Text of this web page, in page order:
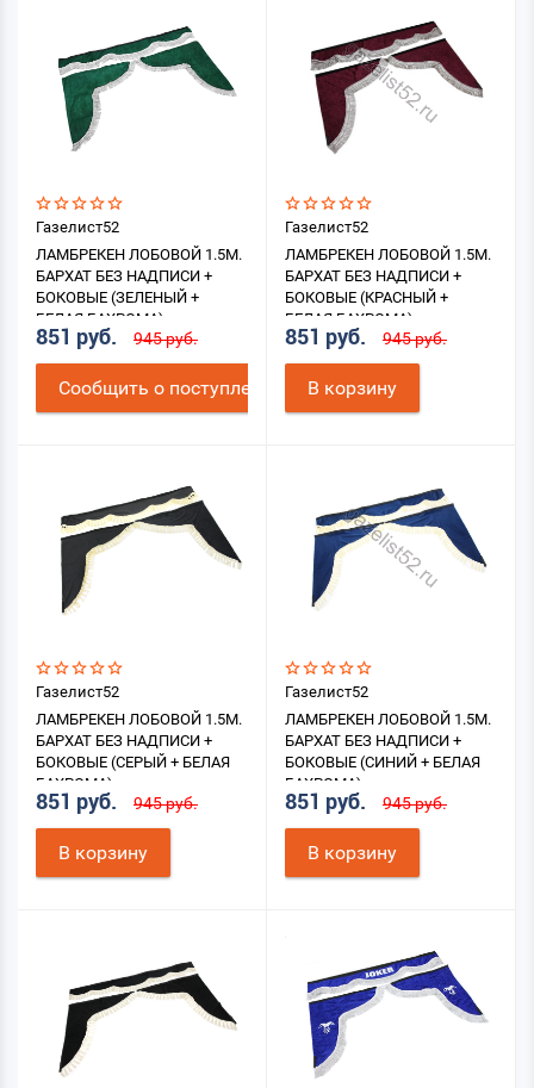
Газелист52
ЛАМБРЕКЕН ЛОБОВОЙ 1.5М.
БАРХАТ БЕЗ НАДПИСИ +
БОКОВЫЕ (ЗЕЛЕНЫЙ +
БЕЛАЯ БАХРОМА)
851 руб. 945 руб.
Cообщить о поступлении
Газелист52
ЛАМБРЕКЕН ЛОБОВОЙ 1.5М.
БАРХАТ БЕЗ НАДПИСИ +
БОКОВЫЕ (КРАСНЫЙ +
БЕЛАЯ БАХРОМА)
851 руб. 945 руб.
В корзину
Газелист52
ЛАМБРЕКЕН ЛОБОВОЙ 1.5М.
БАРХАТ БЕЗ НАДПИСИ +
БОКОВЫЕ (СЕРЫЙ + БЕЛАЯ
БАХРОМА)
851 руб. 945 руб.
В корзину
Газелист52
ЛАМБРЕКЕН ЛОБОВОЙ 1.5М.
БАРХАТ БЕЗ НАДПИСИ +
БОКОВЫЕ (СИНИЙ + БЕЛАЯ
БАХРОМА)
851 руб. 945 руб.
В корзину